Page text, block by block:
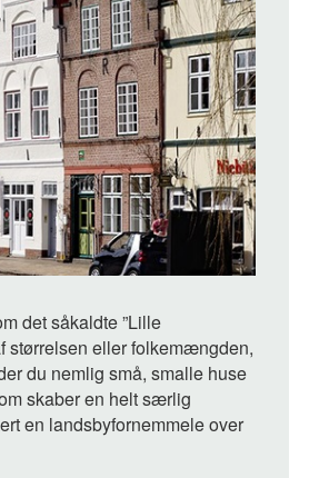
det såkaldte ”Lille
størrelsen eller folkemængden,
du nemlig små, smalle huse
skaber en helt særlig
en landsbyfornemmele over